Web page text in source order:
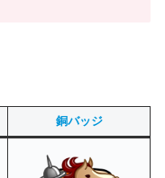
銅バッジ